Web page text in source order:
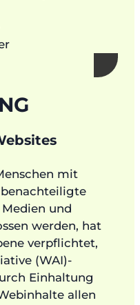
mit
und
werden, hat
verpflichtet,
(WAI)-
Einhaltung
allen